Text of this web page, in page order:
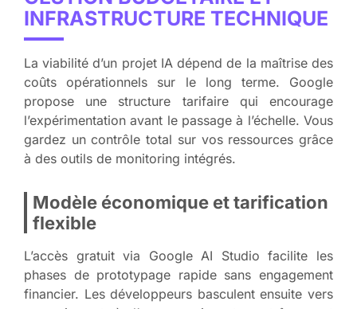
INFRASTRUCTURE TECHNIQUE
La viabilité d’un projet IA dépend de la maîtrise des
coûts opérationnels sur le long terme. Google
propose une structure tarifaire qui encourage
l’expérimentation avant le passage à l’échelle. Vous
gardez un contrôle total sur vos ressources grâce
à des outils de monitoring intégrés.
Modèle économique et tarification
flexible
L’accès gratuit via Google AI Studio facilite les
phases de prototypage rapide sans engagement
financier. Les développeurs basculent ensuite vers